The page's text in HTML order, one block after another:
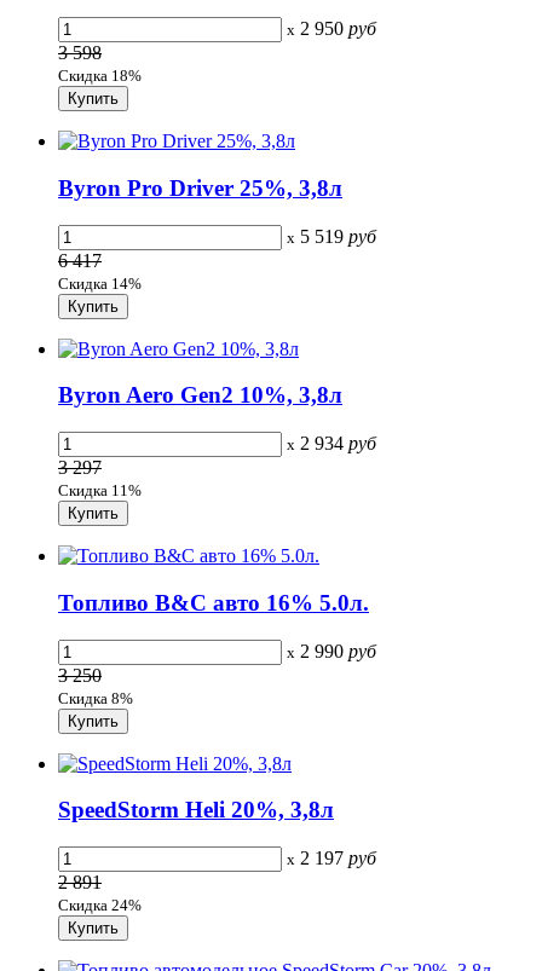
x 2 950 руб
3 598
Скидка 18%
Byron Pro Driver 25%, 3,8л
x 5 519 руб
6 417
Скидка 14%
Byron Aero Gen2 10%, 3,8л
x 2 934 руб
3 297
Скидка 11%
Топливо B&C авто 16% 5.0л.
x 2 990 руб
3 250
Скидка 8%
SpeedStorm Heli 20%, 3,8л
x 2 197 руб
2 891
Скидка 24%